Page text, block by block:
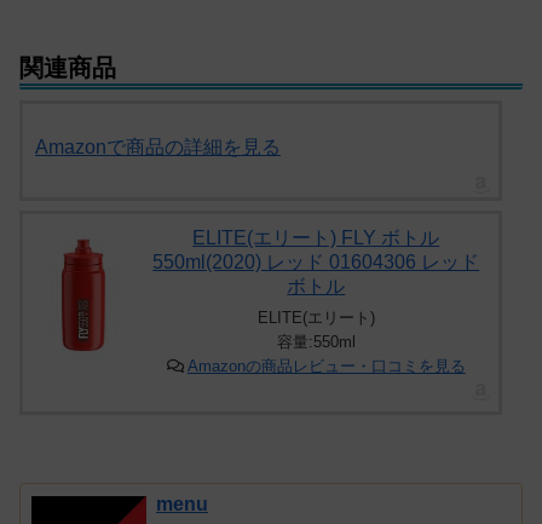
関連商品
Amazonで商品の詳細を見る
ELITE(エリート) FLY ボトル
550ml(2020) レッド 01604306 レッド
ボトル
ELITE(エリート)
容量:550ml
Amazonの商品レビュー・口コミを見る
menu